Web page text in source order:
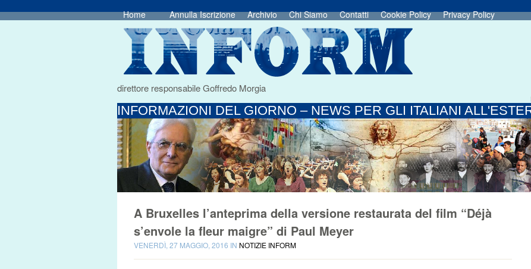
Home Annulla Iscrizione Archivio Chi Siamo Contatti Cookie Policy Privacy Policy
direttore responsabile Goffredo Morgia
INFORMAZIONI DEL GIORNO – NEWS PER GLI ITALIANI
A Bruxelles l’anteprima della versione restaurata del film “Déjà
s’envole la fleur maigre” di Paul Meyer
VENERDÌ, 27 MAGGIO, 2016 IN NOTIZIE INFORM